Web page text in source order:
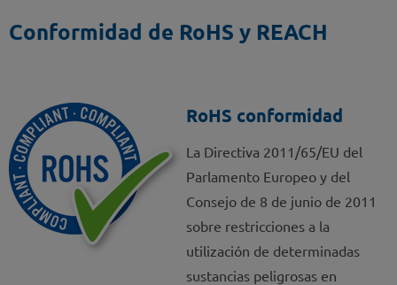
Conformidad de RoHS y REACH
RoHS conformidad
La Directiva 2011/65/EU del
Parlamento Europeo y del
Consejo de 8 de junio de 2011
sobre restricciones a la
utilización de determinadas
sustancias peligrosas en